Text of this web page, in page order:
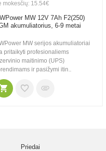
mokesčių: 15.54€
MW 12V 7Ah F2(250)
akumuliatorius, 6-9 metai
MW serijos akumuliatoriai
pritaikyti profesionaliems
maitinimo (UPS)
ir pasižymi itin..
Priedai